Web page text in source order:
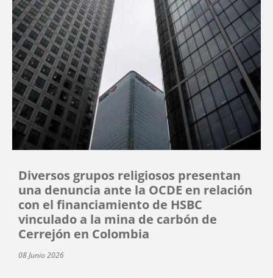
Diversos grupos religiosos presentan
una denuncia ante la OCDE en relación
con el financiamiento de HSBC
vinculado a la mina de carbón de
Cerrejón en Colombia
08 Junio 2026